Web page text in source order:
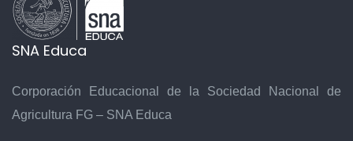
SNA Educa
Corporación Educacional de la Sociedad Nacional de
Agricultura FG – SNA Educa